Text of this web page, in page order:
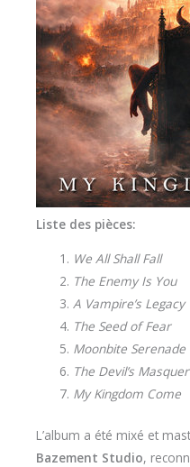
Liste des pièces:
We All Shall Fall
The Enemy Is You
A Vampire’s Legacy
The Seed of Fear
Moonbite Serenade
The Devil’s
My Kingdom Come
L’album a été mixé et
Bazement Studio,